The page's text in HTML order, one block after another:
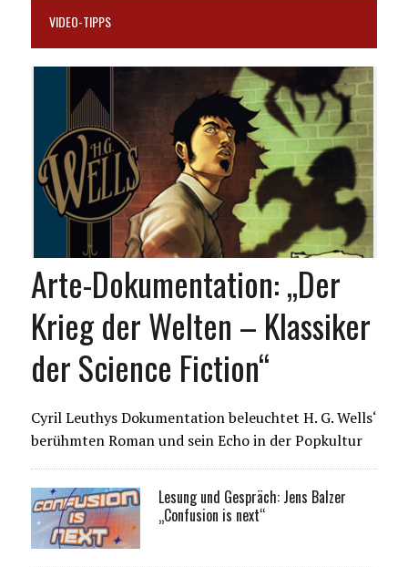
VIDEO-TIPPS
Arte-Dokumentation: „Der
Krieg der Welten – Klassiker
der Science Fiction“
Cyril Leuthys Dokumentation beleuchtet H. G. Wells‘
berühmten Roman und sein Echo in der Popkultur
Lesung und Gespräch: Jens Balzer
„Confusion is next“